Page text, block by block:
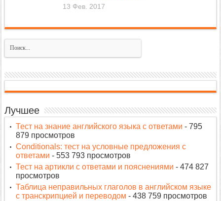
13 Фев. 2017
Лучшее
Тест на знание английского языка с ответами - 795
879 просмотров
Conditionals: тест на условные предложения с
ответами - 553 793 просмотров
Тест на артикли с ответами и пояснениями - 474 827
просмотров
Таблица неправильных глаголов в английском языке
с транскрипцией и переводом - 438 759 просмотров